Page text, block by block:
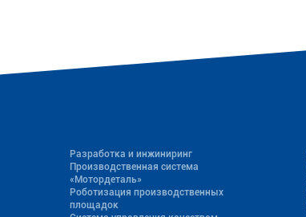
Разработка и инжиниринг
Производственная система
«Mотордеталь»
Роботизация производственных
площадок